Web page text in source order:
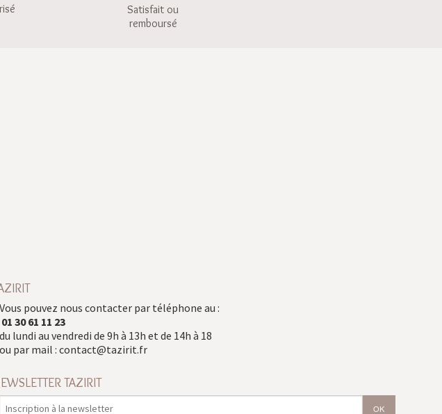
Satisfait ou
remboursé
Vous pouvez nous contacter par téléphone au :
01 30 61 11 23
du lundi au vendredi de 9h à 13h et de 14h à 18
ou par mail : contact@tazirit.fr
TAZIRIT